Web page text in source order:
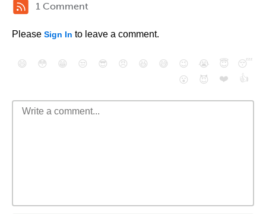
1 Comment
Please Sign In to leave a comment.
😄 😳 😁 😒 😎 😠 😆 😅 😉 😭 😇
😴
😮
😈 ❤️ 👍